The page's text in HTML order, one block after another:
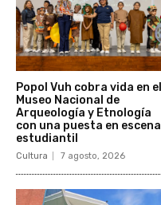
Popol Vuh cobra vida en el
Museo Nacional de
Arqueología y Etnología
con una puesta en escena
estudiantil
Cultura 7 agosto, 2026